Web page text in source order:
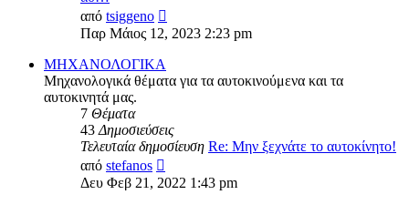
από tsiggeno
της
Παρ Μάιος 12, 2023 2:23 pm
ΜΗΧΑΝΟΛΟΓΙΚΑ
Μηχανολογικά θέματα για τα αυτοκινούμενα και τα
αυτοκινητά μας.
7 Θέματα
43Δημοσιεύσεις
Τελευταία δημοσίευση Re: Μην ξεχνάτε το αυτοκίνητο!
από stefanos
της
τελευταίας
Δευ Φεβ 21, 2022 1:43 pm